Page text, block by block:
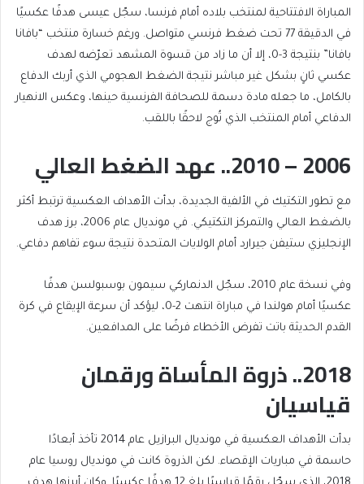
المباراة الافتتاحية لمنتخب بلاده أمام فرنسا، سجّل عيسى هدفًا عكسيًا
في الدقيقة 77 تحت ضغط فرنسي متواصل. ورغم خسارة منتخب “بافانا
بافانا” بنتيجة 3-0، إلا أن ما زاد من قسوة المشهد تعرّضه لهدف
عكسي ثانٍ بشكل غير مباشر نتيجة الضغط الهجومي الذي أربك الدفاع
بالكامل، ما جعله مادة دسمة للصحافة الفرنسية حينها، وعكس الانهيار
الدفاعي أمام المنتخب الذي تُوج لاحقًا باللقب.
2006 – 2010.. عهد الضغط العالي
مع تطور التكتيك في الألفية الجديدة، بدأت الأهداف العكسية ترتبط أكثر
بالضغط العالي والتمركز التكتيكي. في مونديال عام 2006، برز هدف
الإنجليزي ستيفن جيرارد أمام الولايات المتحدة نتيجة سوء تفاهم دفاعي.
وفي نسخة عام 2010، سجّل الدنماركي سيمون بوسبولسن هدفًا
عكسيًا أمام هولندا في مباراة انتهت 2-0، ليؤكد أن سرعة الإيقاع في كرة
القدم الحديثة باتت تفرض الأخطاء فرضًا على المدافعين.
2018.. ذروة المأساة ورقمان
قياسيان
بدأت الأهداف العكسية في مونديال البرازيل عام 2014 تأخذ أبعادًا
حاسمة في مباريات الإقصاء. لكن الذروة كانت في مونديال روسيا عام